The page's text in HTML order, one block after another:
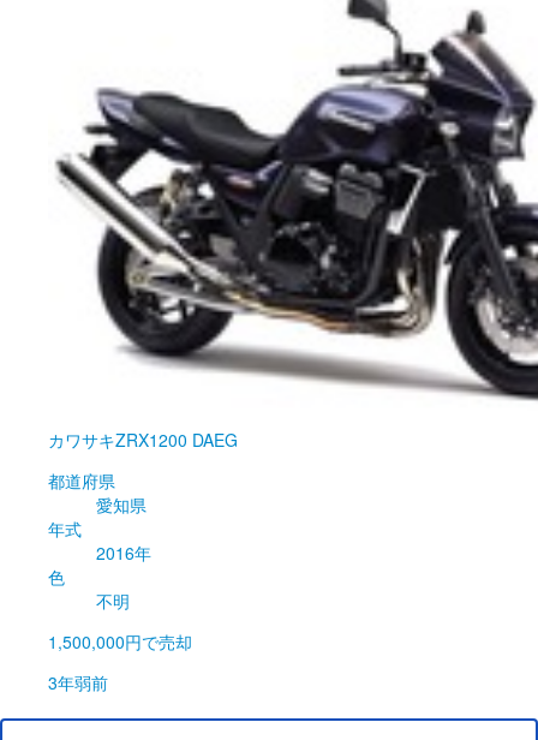
カワサキZRX1200 DAEG
都道府県
愛知県
年式
2016年
色
不明
1,500,000円で売却
3年弱前